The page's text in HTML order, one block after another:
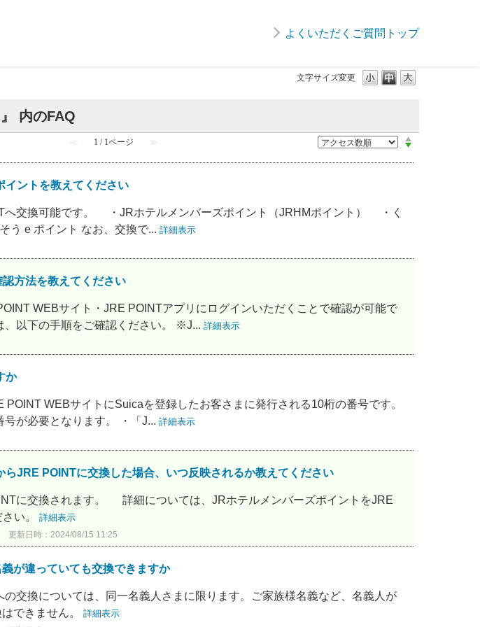
よくいただくご質問トップ
文字サイズ変更
内のFAQ
≪ 1 / 1ページ ≫
イントを教えてください
へ交換可能です。 ・JRホテルメンバーズポイント（JRHMポイント） ・く
e ポイント なお、交換で... 詳細表示
方法を教えてください
WEBサイト・JRE POINTアプリにログインいただくことで確認が可能で
、以下の手順をご確認ください。 ※J... 詳細表示
か
WEBサイトにSuicaを登録したお客さまに発行される10桁の番号です。
が必要となります。 ・「J... 詳細表示
JRE POINTに交換した場合、いつ反映されるか教えてください
に交換されます。 詳細については、JRホテルメンバーズポイントをJRE
い。 詳細表示
更新日時：2024/08/15 11:25
が違っていても交換できますか
交換については、同一名義人さまに限ります。ご家族様名義など、名義人が
できません。 詳細表示